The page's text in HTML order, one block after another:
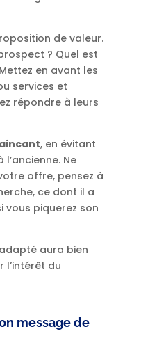
de valeur.
? Quel est
en avant les
services et
répondre à leurs
, en évitant
Ne
offre, pensez à
ce dont il a
vous piquerez son
aura bien
l’intérêt du
message de